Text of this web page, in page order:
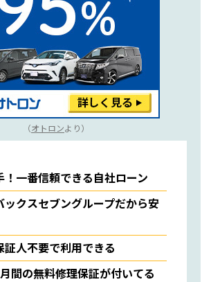
（オトロンより）
！一番信頼できる自社ローン
ックスセブングループだから安
証人不要で利用できる
間の無料修理保証が付いてる